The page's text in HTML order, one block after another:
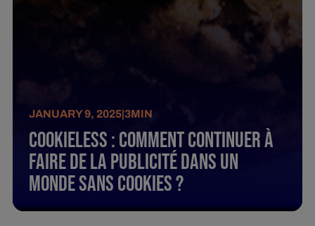
JANUARY 9, 2025|3MIN
Cookieless : Comment continuer à
faire de la publicité dans un
monde sans cookies ?